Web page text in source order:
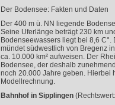
Der Bodensee: Fakten und Daten
Der 400 m ü. NN liegende
Seine Uferlänge beträgt 230 km
Bodenseewassers liegt bei 8,6
mündet südwestlich von Bregenz
ca. 10.000 km² aufweisen. Der
Bodensee, der deshalb
noch 20.000 Jahre geben. Hierbei
Modellrechnung.
Bahnhof in Sipplingen